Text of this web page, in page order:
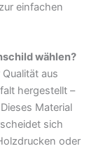
einfachen
wählen?
aus
hergestellt –
Material
sich
oder